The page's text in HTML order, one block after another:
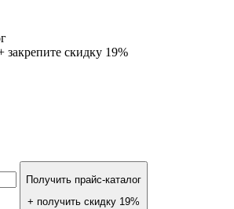
скидку 19%
Получить прайс-каталог
+ получить скидку 19%